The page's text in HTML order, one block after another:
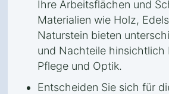
Ihre Arbeitsflächen und
Materialien wie Holz,
Naturstein bieten
und Nachteile hinsichtlich
Pflege und Optik.
Entscheiden Sie sich für